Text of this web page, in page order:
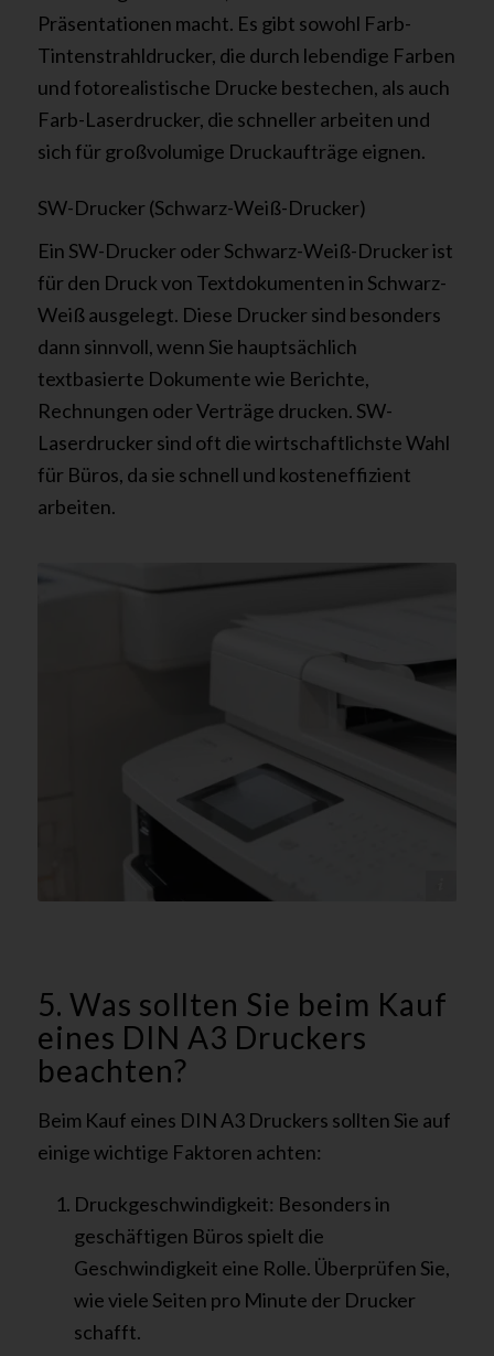
Präsentationen macht. Es gibt sowohl Farb-
Tintenstrahldrucker, die durch lebendige Farben
und fotorealistische Drucke bestechen, als auch
Farb-Laserdrucker, die schneller arbeiten und
sich für großvolumige Druckaufträge eignen.
SW-Drucker (Schwarz-Weiß-Drucker)
Ein SW-Drucker oder Schwarz-Weiß-Drucker ist
für den Druck von Textdokumenten in Schwarz-
Weiß ausgelegt. Diese Drucker sind besonders
dann sinnvoll, wenn Sie hauptsächlich
textbasierte Dokumente wie Berichte,
Rechnungen oder Verträge drucken. SW-
Laserdrucker sind oft die wirtschaftlichste Wahl
für Büros, da sie schnell und kosteneffizient
arbeiten.
5. Was sollten Sie beim Kauf
eines DIN A3 Druckers
beachten?
Beim Kauf eines DIN A3 Druckers sollten Sie auf
einige wichtige Faktoren achten:
Druckgeschwindigkeit: Besonders in
geschäftigen Büros spielt die
Geschwindigkeit eine Rolle. Überprüfen Sie,
wie viele Seiten pro Minute der Drucker
schafft.